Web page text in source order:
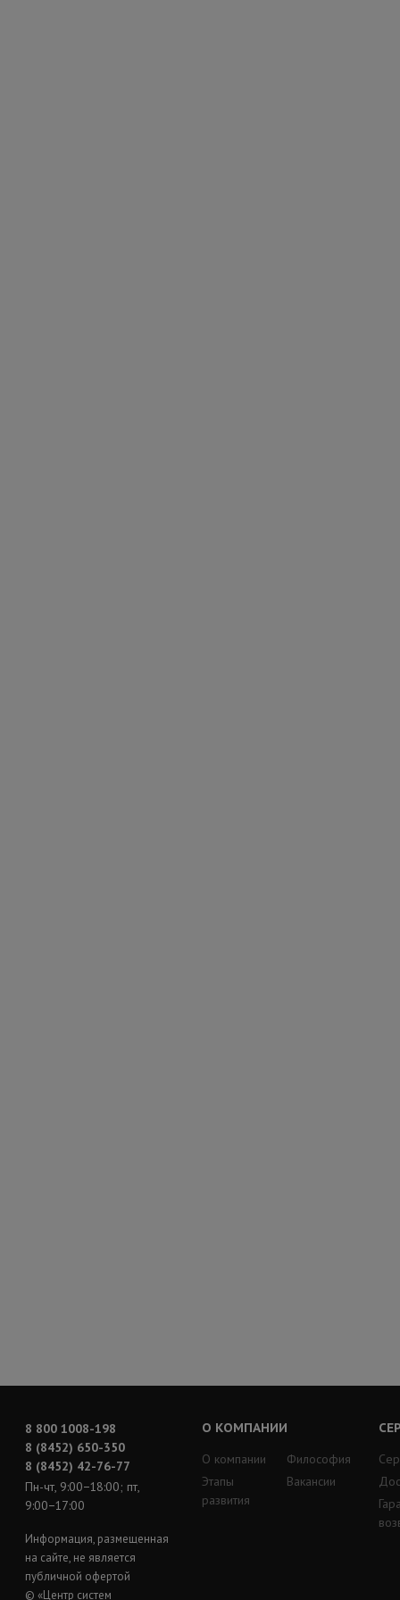
8 800 1008-198
8 (8452) 650-350
8 (8452) 42-76-77
Пн-чт, 9:00−18:00; пт,
9:00−17:00
Информация, размещенная
на сайте, не является
публичной офертой
© «Центр систем
О КОМПАНИИ
О компании
Этапы
развития
Философия
Вакансии